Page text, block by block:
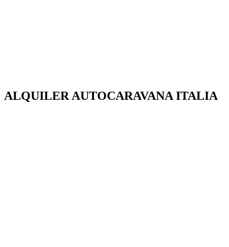
ALQUILER AUTOCARAVANA ITALIA